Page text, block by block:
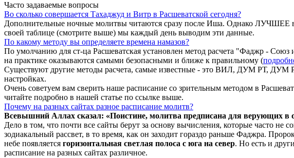
Часто задаваемые вопросы
Во сколько совершается Тахаджуд и Витр в Расшеватской сегодня?
Дополнительные ночные молитвы читаются сразу после Иша. Однако ЛУЧШЕЕ
своей таблице (смотрите выше) мы каждый день выводим эти данные.
По какому методу вы определяете времена намазов?
По умолчанию для ст-ца Расшеватская установлен метод расчета "Фаджр -
на практике оказываются самыми безопасными и ближе к правильному (
Существуют другие методы расчета, самые известные - это ВИЛ, ДУМ
настройках.
Очень советуем вам сверить наше расписание со зрительным методом в
читайте подробно в нашей статье по ссылке выше.
Почему на разных сайтах разное расписание молитв?
Всевышний Аллах сказал: «Поистине, молитва предписана для верующих в
Дело в том, что почти все сайты берут за основу вычисления, которые часто
зодиакальный рассвет, в то время, как он заходит гораздо раньше Фаджра.
небе появляется горизонтальная светлая полоса с юга на север. Но есть и
расписание на разных сайтах различное.